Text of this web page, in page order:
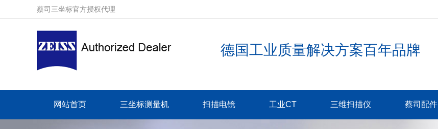
蔡司三坐标官方授权代理
德国工业质量解决方案百年品牌
网站首页 三坐标测量机 扫描电镜 工业CT 三维扫描仪 蔡司配件